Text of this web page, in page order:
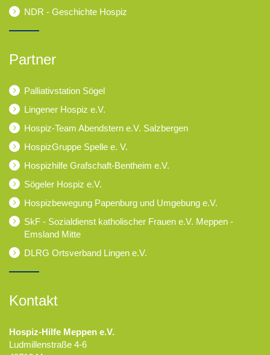
NDR - Geschichte Hospiz
Partner
Palliativstation Sögel
Lingener Hospiz e.V.
Hospiz-Team Abendstern e.V. Salzbergen
HospizGruppe Spelle e. V.
Hospizhilfe Grafschaft-Bentheim e.V.
Sögeler Hospiz e.V.
Hospizbewegung Papenburg und Umgebung e.V.
SkF - Sozialdienst katholischer Frauen e.V. Meppen -
Emsland Mitte
DLRG Ortsverband Lingen e.V.
Kontakt
Hospiz-Hilfe Meppen e.V.
Ludmillenstraße 4-6